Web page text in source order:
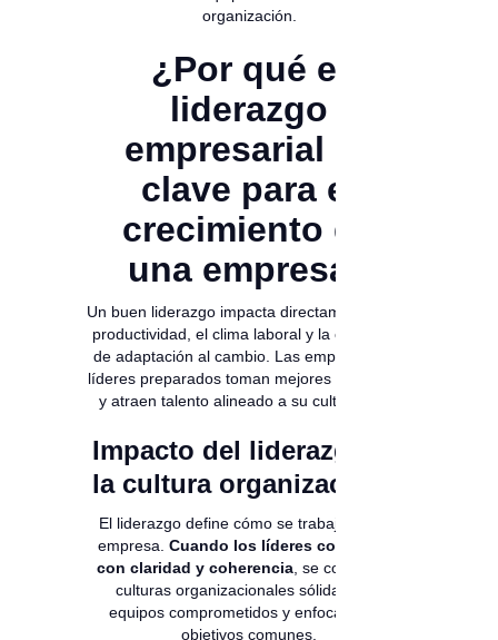
organización.
¿Por qué el
liderazgo
empresarial es
clave para el
crecimiento de
una empresa?
Un buen liderazgo impacta directamente en la
productividad, el clima laboral y la capacidad
de adaptación al cambio. Las empresas con
líderes preparados toman mejores decisiones
y atraen talento alineado a su cultura. 💪🏻
Impacto del liderazgo en
la cultura organizacional
El liderazgo define cómo se trabaja en una
empresa. Cuando los líderes comunican
con claridad y coherencia , se construyen
culturas organizacionales sólidas, con
equipos comprometidos y enfocados en
objetivos comunes.